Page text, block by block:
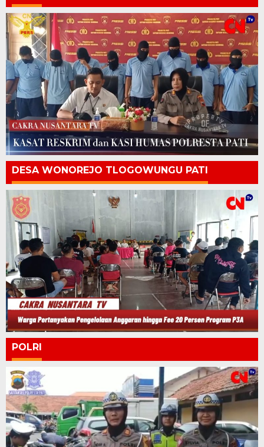
DESA WONOREJO TLOGOWUNGU PATI
POLRI